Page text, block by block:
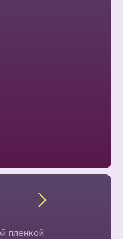
пленкой